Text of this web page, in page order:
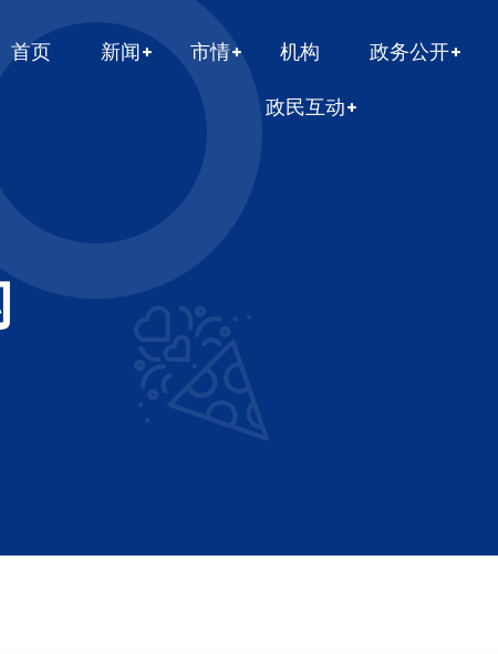
首页 新闻 市情 机构 政务公开
政民互动